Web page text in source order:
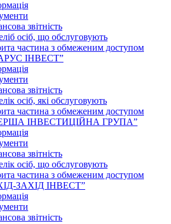
звітність
осіб, що обслуговують
частина з обмеженим доступом
ІНВЕСТ”
звітність
осіб, які обслуговують
частина з обмеженим доступом
ІНВЕСТИЦІЙНА ГРУПА”
звітність
осіб, що обслуговують
частина з обмеженим доступом
ЗАХІД ІНВЕСТ”
звітність